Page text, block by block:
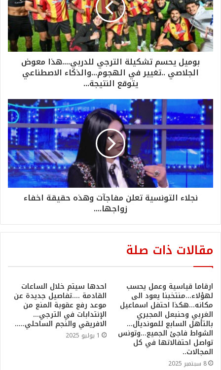
بوميل يحسم تشكيلة الترجي للدربي....هذا معوض
الجلاصي ..تغيير في الهجوم...والذكاء الاصطناعي
يتوقع النتيجة...
نجلاء التونسية تعلن مفاجآت وهذه حقيقة اخفاء
زواجها....
مقالات ذات صلة
ارقاما قياسية وعمل يحسب
لهؤلاء…منتخبنا يعود الى
مكانه…هكذا احتفل اسماعيل
الغربي وحنبعل المجبري
بالتأهل السابع للمونديال…
الشواط فاجئ الجميع…وتونس
تواصل احتفالاتها في كل
المجالات..
8 سبتمبر 2025
احدها سيتم خلال الساعات
القادمة ….تفاصيل جديدة عن
موعد رفع عقوبة المنع من
الإنتدابات في الترجي…
الافريقي والنجم الساحلي…..
1 يوليو 2025